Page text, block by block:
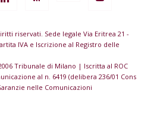
riservati. Sede legale Via Eritrea 21 -
IVA e Iscrizione al Registro delle
Tribunale di Milano | Iscritta al ROC
al n. 6419 (delibera 236/01 Cons
nelle Comunicazioni